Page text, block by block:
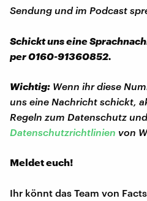
Sendung und im Podcast
Schickt uns eine
per 0160-91360852.
Wichtig: Wenn ihr diese
uns eine Nachricht schickt,
Regeln zum Datenschutz
Datenschutzrichtlinien von
Meldet euch!
Ihr könnt das Team von